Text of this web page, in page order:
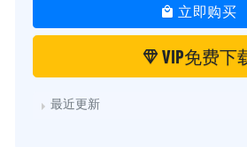
├─ 后期6｜婚礼电影的整体品质提升和润色
├─ 后期7｜婚礼电影的调色技巧 .mp4
├─ 婚礼剪辑之《视与听》棒冰兄弟影视刊半
├─ 心得1｜关于镜头的配置方案 .mp4
├─ 心得3｜那些让人惊艳的拍摄利器 .mp4
├─ 心得5｜学员作品拆解分析（一） .mp4
立即购买
VIP免费下
最近更新